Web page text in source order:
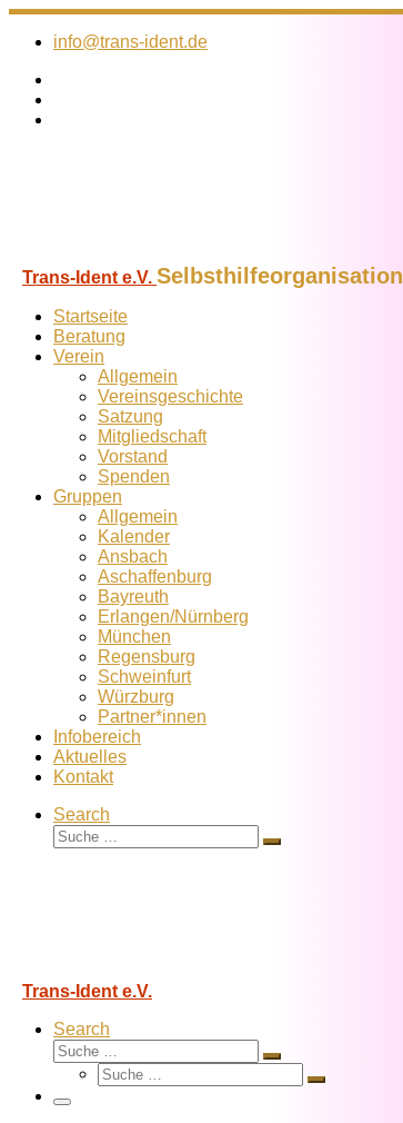
Zum
Inhalt
info@trans-ident.de
Trans-Ident e.V. Selbsthilfeorganisation
Startseite
Beratung
Verein
Allgemein
Vereins­geschichte
Satzung
Mitglied­schaft
Vorstand
Spenden
Gruppen
Allgemein
Kalender
Ansbach
Aschaffenburg
Bayreuth
Erlangen/Nürnberg
München
Regensburg
Schweinfurt
Würzburg
Partner*innen
Infobereich
Aktuelles
Kontakt
Search
Suche
Suche
Trans-Ident e.V.
Search
Suche
Suche
Suche
Suche
Menü